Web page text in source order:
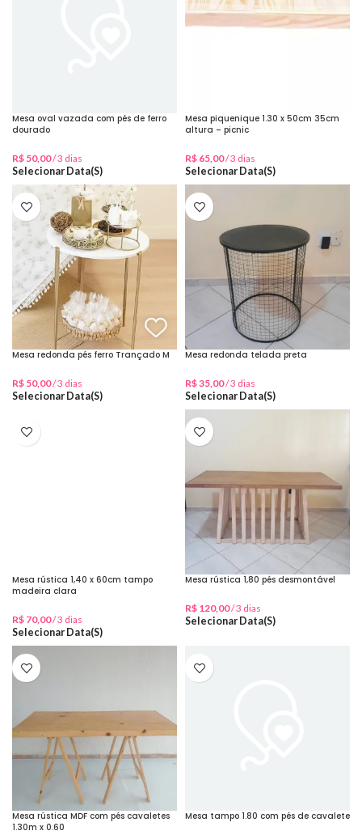
Mesa oval vazada com pés de ferro
dourado
R$ 50,00/ 3 dias
Selecionar Data(s)
Mesa piquenique 1.30 x 50cm 35cm
altura – picnic
R$ 65,00/ 3 dias
Selecionar Data(s)
Mesa redonda pés ferro Trançado M
R$ 50,00/ 3 dias
Selecionar Data(s)
Mesa redonda telada preta
R$35,00/ 3 dias
Selecionar Data(s)
Mesa rústica 1,40 x 60cm tampo
madeira clara
R$ 70,00/ 3 dias
Selecionar Data(s)
Mesa rústica 1,80 pés desmontável
R$ 120,00/ 3 dias
Selecionar Data(s)
Mesa rústica MDF com pés cavaletes
1.30m x 0.60
Mesa tampo 1.80 com pés de cavalete